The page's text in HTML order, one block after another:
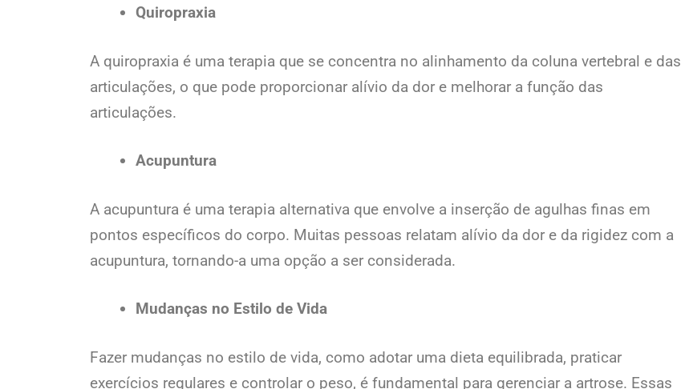
Quiropraxia
A quiropraxia é uma terapia que se concentra no alinhamento da coluna vertebral e das
articulações, o que pode proporcionar alívio da dor e melhorar a função das
articulações.
Acupuntura
A acupuntura é uma terapia alternativa que envolve a inserção de agulhas finas em
pontos específicos do corpo. Muitas pessoas relatam alívio da dor e da rigidez com a
acupuntura, tornando-a uma opção a ser considerada.
Mudanças no Estilo de Vida
Fazer mudanças no estilo de vida, como adotar uma dieta equilibrada, praticar
exercícios regulares e controlar o peso, é fundamental para gerenciar a artrose. Essas